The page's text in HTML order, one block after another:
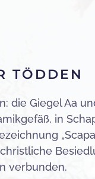
TÖDDEN
die Giegel Aa
in
verbunden.